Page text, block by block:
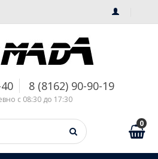
8 (8162) 90-90-19
с 08:30 до 17:30
0